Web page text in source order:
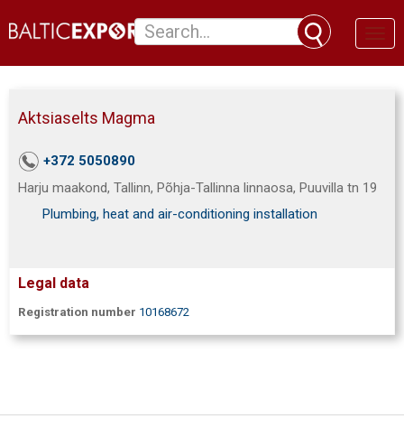
Aktsiaselts Magma
+372 5050890
Harju maakond, Tallinn, Põhja-Tallinna linnaosa, Puuvilla tn 19
Plumbing, heat and air-conditioning installation
Legal data
Registration number 10168672